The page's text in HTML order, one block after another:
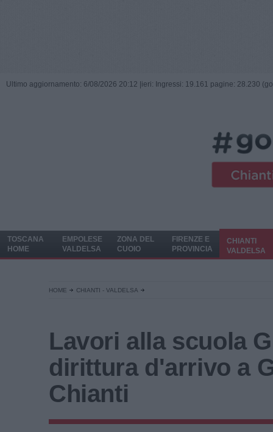
Ultimo aggiornamento: 6/08/2026 20:12 | ieri: Ingressi: 19.161 pagine: 28.230
TOSCANA
HOME
EMPOLESE
VALDELSA
ZONA DEL
CUOIO
FIRENZE E
PROVINCIA
CHIANTI
VALDELSA
HOME CHIANTI - VALDELSA
Lavori alla scuola
dirittura d'arrivo a
Chianti